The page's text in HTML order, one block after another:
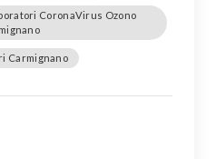
CoronaVirus Ozono
Carmignano